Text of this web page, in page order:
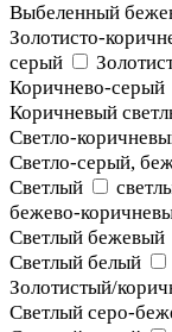
Выбеленный
Золотисто-
серый
Коричнево-серый
Коричневый
Светло-
Светло-серый,
Светлый
бежево-
Светлый бежевый
Светлый белый
Золотистый/
Светлый серо-